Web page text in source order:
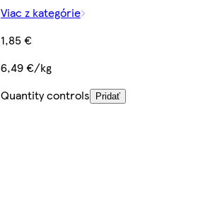
Viac z kategórie
1,85 €
6,49 €/kg
Quantity controls
Pridať